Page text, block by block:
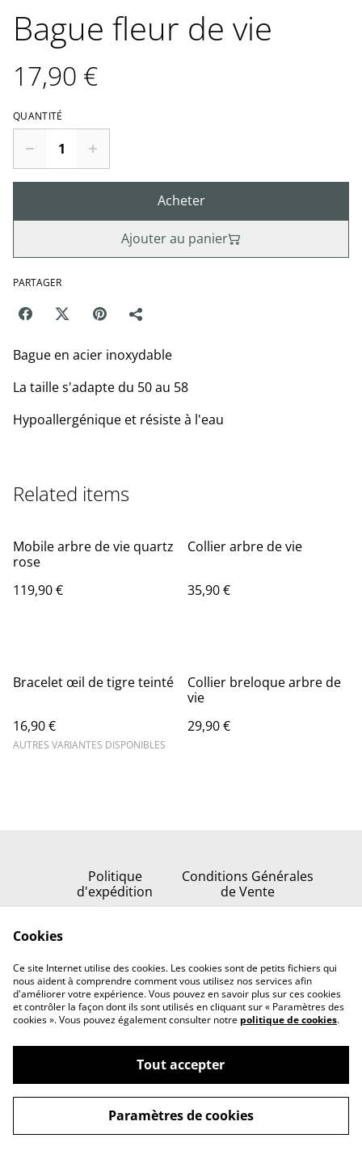
Bague fleur de vie
17,90 €
QUANTITÉ
Acheter
Ajouter au panier
PARTAGER
Bague en acier inoxydable
La taille s'adapte du 50 au 58
Hypoallergénique et résiste à l'eau
Related items
Mobile arbre de vie quartz
rose
119,90 €
Collier arbre de vie
35,90 €
Bracelet œil de tigre teinté
16,90 €
AUTRES VARIANTES DISPONIBLES
Collier breloque arbre de
vie
29,90 €
Politique
d'expédition
Conditions Générales
de Vente
Nous contacter
©2026Serenata della stella
powered by
Cookies
Ce site Internet utilise des cookies. Les cookies sont de petits fichiers qui
nous aident à comprendre comment vous utilisez nos services afin
d'améliorer votre expérience. Vous pouvez en savoir plus sur ces cookies
et contrôler la façon dont ils sont utilisés en cliquant sur « Paramètres des
cookies ». Vous pouvez également consulter notre politique de cookies.
Tout accepter
Paramètres de cookies